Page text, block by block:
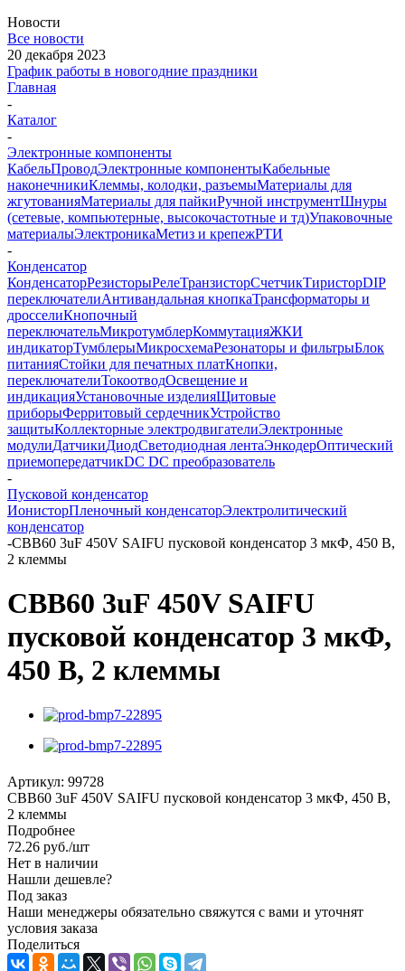
Новости
Все новости
20 декабря 2023
График работы в новогодние праздники
Главная
-
Каталог
-
Электронные компоненты
КабельПроводЭлектронные компонентыКабельные
наконечникиКлеммы, колодки, разъемыМатериалы для
жгутованияМатериалы для пайкиРучной инструментШнуры
(сетевые, компьютерные, высокочастотные и тд)Упаковочные
материалыЭлектроникаМетиз и крепежРТИ
-
Конденсатор
КонденсаторРезисторыРелеТранзисторСчетчикТиристорDIP
переключателиАнтивандальная кнопкаТрансформаторы и
дросселиКнопочный
переключательМикротумблерКоммутацияЖКИ
индикаторТумблерыМикросхемаРезонаторы и фильтрыБлок
питанияСтойки для печатных платКнопки,
переключателиТокоотводОсвещение и
индикацияУстановочные изделияЩитовые
приборыФерритовый сердечникУстройство
защитыКоллекторные электродвигателиЭлектронные
модулиДатчикиДиодСветодиодная лентаЭнкодерОптический
приемопередатчикDC DC преобразователь
-
Пусковой конденсатор
ИонисторПленочный конденсаторЭлектролитический
конденсатор
-CBB60 3uF 450V SAIFU пусковой конденсатор 3 мкФ, 450 В,
2 клеммы
CBB60 3uF 450V SAIFU
пусковой конденсатор 3 мкФ,
450 В, 2 клеммы
Артикул: 99728
CBB60 3uF 450V SAIFU пусковой конденсатор 3 мкФ, 450 В,
2 клеммы
Подробнее
72.26 руб./шт
Нет в наличии
Нашли дешевле?
Под заказ
Наши менеджеры обязательно свяжутся с вами и уточнят
условия заказа
Поделиться